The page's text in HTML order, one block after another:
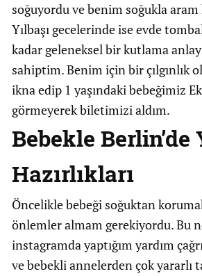
soğuyordu ve benim soğukla
Yılbaşı gecelerinde ise evde
kadar geleneksel bir kutlama
sahiptim. Benim için bir çılgınlık
ikna edip 1 yaşındaki bebeğimiz
görmeyerek biletimizi aldım.
Bebekle Berlin’de
Hazırlıkları
Öncelikle bebeği soğuktan
önlemler almam gerekiyordu. Bu
instagramda yaptığım yardım
ve bebekli annelerden çok yararlı